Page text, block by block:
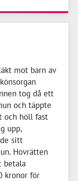
mot barn av
tog då ett
och täppte
och höll fast
upp,
sitt
Hovrätten
betala
kronor för